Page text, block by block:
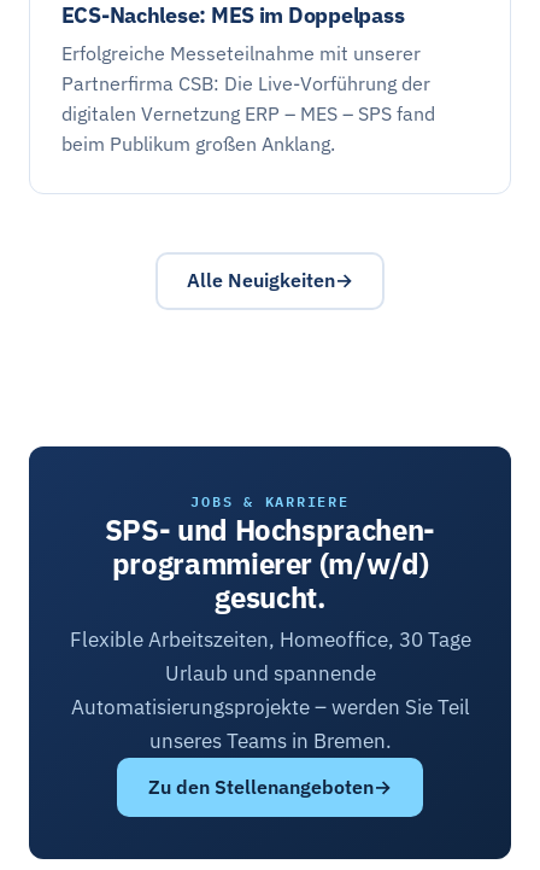
ECS-Nachlese: MES im Doppelpass
Erfolgreiche Messeteilnahme mit unserer
Partnerfirma CSB: Die Live-Vorführung der
digitalen Vernetzung ERP – MES – SPS fand
beim Publikum großen Anklang.
Alle Neuigkeiten
JOBS & KARRIERE
SPS- und Hochsprachen­
programmierer (m/w/d)
gesucht.
Flexible Arbeitszeiten, Homeoffice, 30 Tage
Urlaub und spannende
Automatisierungsprojekte – werden Sie Teil
unseres Teams in Bremen.
Zu den Stellenangeboten